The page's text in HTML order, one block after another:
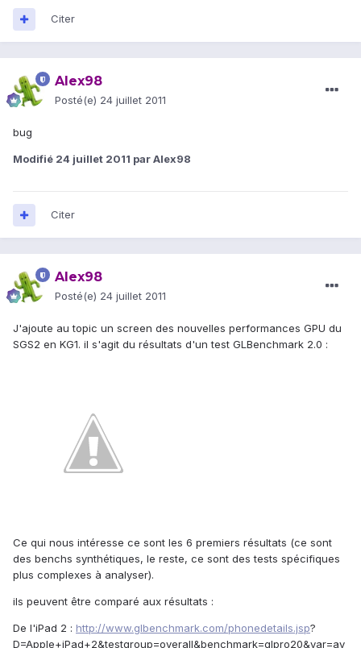
Citer
Alex98
Posté(e) 24 juillet 2011
bug
Modifié 24 juillet 2011 par Alex98
Citer
Alex98
Posté(e) 24 juillet 2011
J'ajoute au topic un screen des nouvelles performances GPU du
SGS2 en KG1. il s'agit du résultats d'un test GLBenchmark 2.0 :
Ce qui nous intéresse ce sont les 6 premiers résultats (ce sont
des benchs synthétiques, le reste, ce sont des tests spécifiques
plus complexes à analyser).
ils peuvent être comparé aux résultats :
De l'iPad 2 : http://www.glbenchmark.com/phonedetails.jsp?
D=Apple+iPad+2&testgroup=overall&benchmark=glpro20&var=av